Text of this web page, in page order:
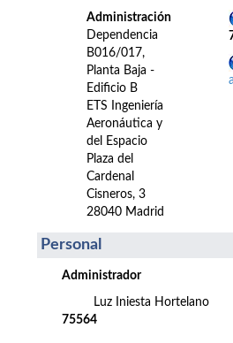
Administración
Dependencia
B016/017,
Planta Baja -
Edificio B
ETS Ingeniería
Aeronáutica y
del Espacio
Plaza del
Cardenal
Cisneros, 3
28040 Madrid
Personal
Administrador
Luz Iniesta
75564